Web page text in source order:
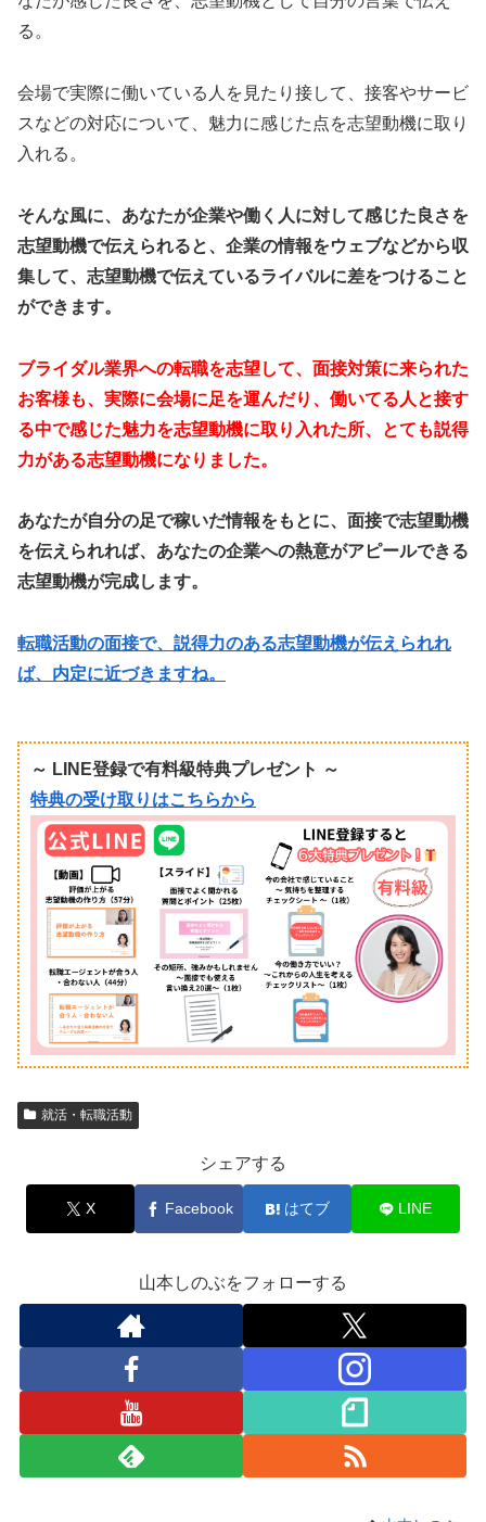
る。
会場で実際に働いている人を見たり接して、接客やサービ
スなどの対応について、魅力に感じた点を志望動機に取り
入れる。
そんな風に、あなたが企業や働く人に対して感じた良さを
志望動機で伝えられると、企業の情報をウェブなどから収
集して、志望動機で伝えているライバルに差をつけること
ができます。
ブライダル業界への転職を志望して、面接対策に来られた
お客様も、実際に会場に足を運んだり、働いてる人と接す
る中で感じた魅力を志望動機に取り入れた所、とても説得
力がある志望動機になりました。
あなたが自分の足で稼いだ情報をもとに、面接で志望動機
を伝えられれば、あなたの企業への熱意がアピールできる
志望動機が完成します。
転職活動の面接で、説得力のある志望動機が伝えられれ
ば、内定に近づきますね。
～ LINE登録で有料級特典プレゼント ～
特典の受け取りはこちらから
就活・転職活動
シェアする
X Facebook はてブ LINE
山本しのぶをフォローする